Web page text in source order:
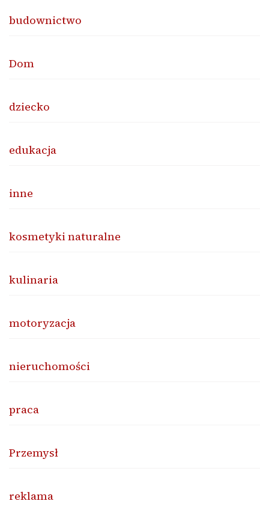
budownictwo
Dom
dziecko
edukacja
inne
kosmetyki naturalne
kulinaria
motoryzacja
nieruchomości
praca
Przemysł
reklama